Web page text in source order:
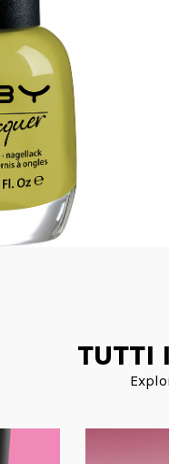
TUTTI